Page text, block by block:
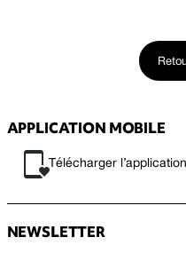
APPLICATION MOBILE
Télécharger
NEWSLETTER